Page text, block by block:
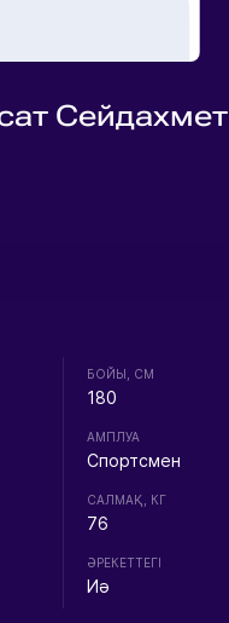
Сейдахмет
БОЙЫ, СМ
180
АМПЛУА
Спортсмен
CАЛМАҚ, КГ
76
ӘРЕКЕТТЕГІ
Иә